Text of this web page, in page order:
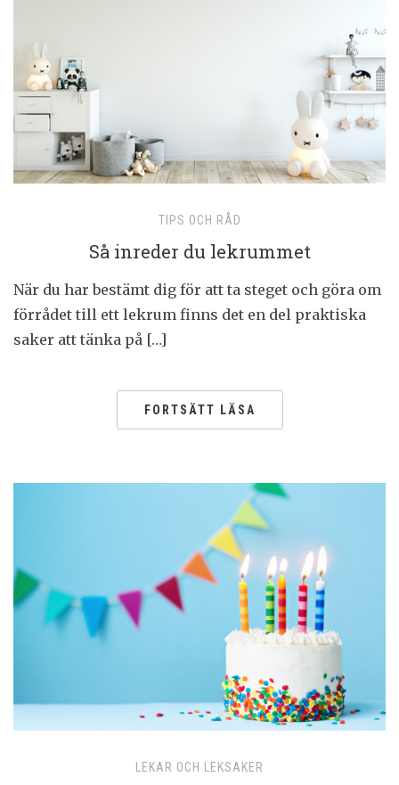
TIPS OCH RÅD
Så inreder du lekrummet
När du har bestämt dig för att ta steget och göra om
förrådet till ett lekrum finns det en del praktiska
saker att tänka på […]
FORTSÄTT LÄSA
LEKAR OCH LEKSAKER